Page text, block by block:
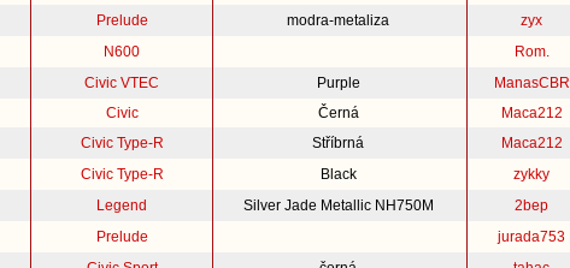
Prelude modra-metaliza zyx
N600 Rom.
Civic VTEC Purple ManasCBR
Civic Černá Maca212
Civic Type-R Stříbrná Maca212
Civic Type-R Black zykky
Legend Silver Jade Metallic NH750M 2bep
Prelude jurada753